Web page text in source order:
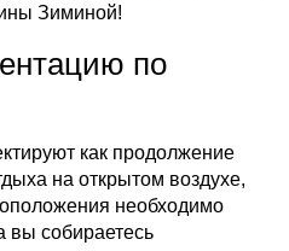
Зиминой!
по
как продолжение
на открытом воздухе,
необходимо
вы собираетесь